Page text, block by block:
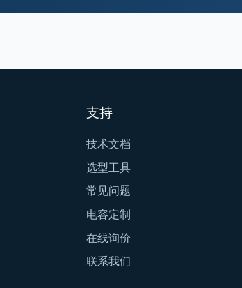
支持
技术文档
选型工具
常见问题
电容定制
在线询价
联系我们